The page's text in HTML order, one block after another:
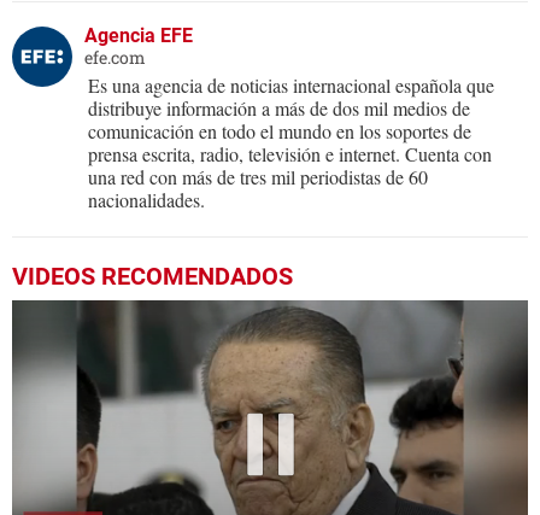
Agencia EFE
efe.com
Es una agencia de noticias internacional española que
distribuye información a más de dos mil medios de
comunicación en todo el mundo en los soportes de
prensa escrita, radio, televisión e internet. Cuenta con
una red con más de tres mil periodistas de 60
nacionalidades.
VIDEOS RECOMENDADOS